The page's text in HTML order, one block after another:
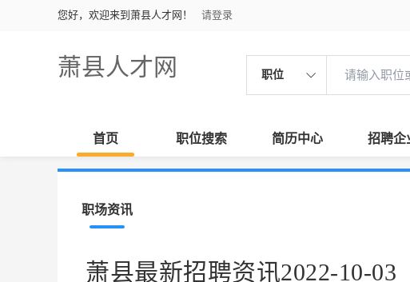
您好，欢迎来到萧县人才网！ 请登录
萧县人才网 职位
首页 职位搜索 简历中心 招聘企
职场资讯
萧县最新招聘资讯2022-10-03